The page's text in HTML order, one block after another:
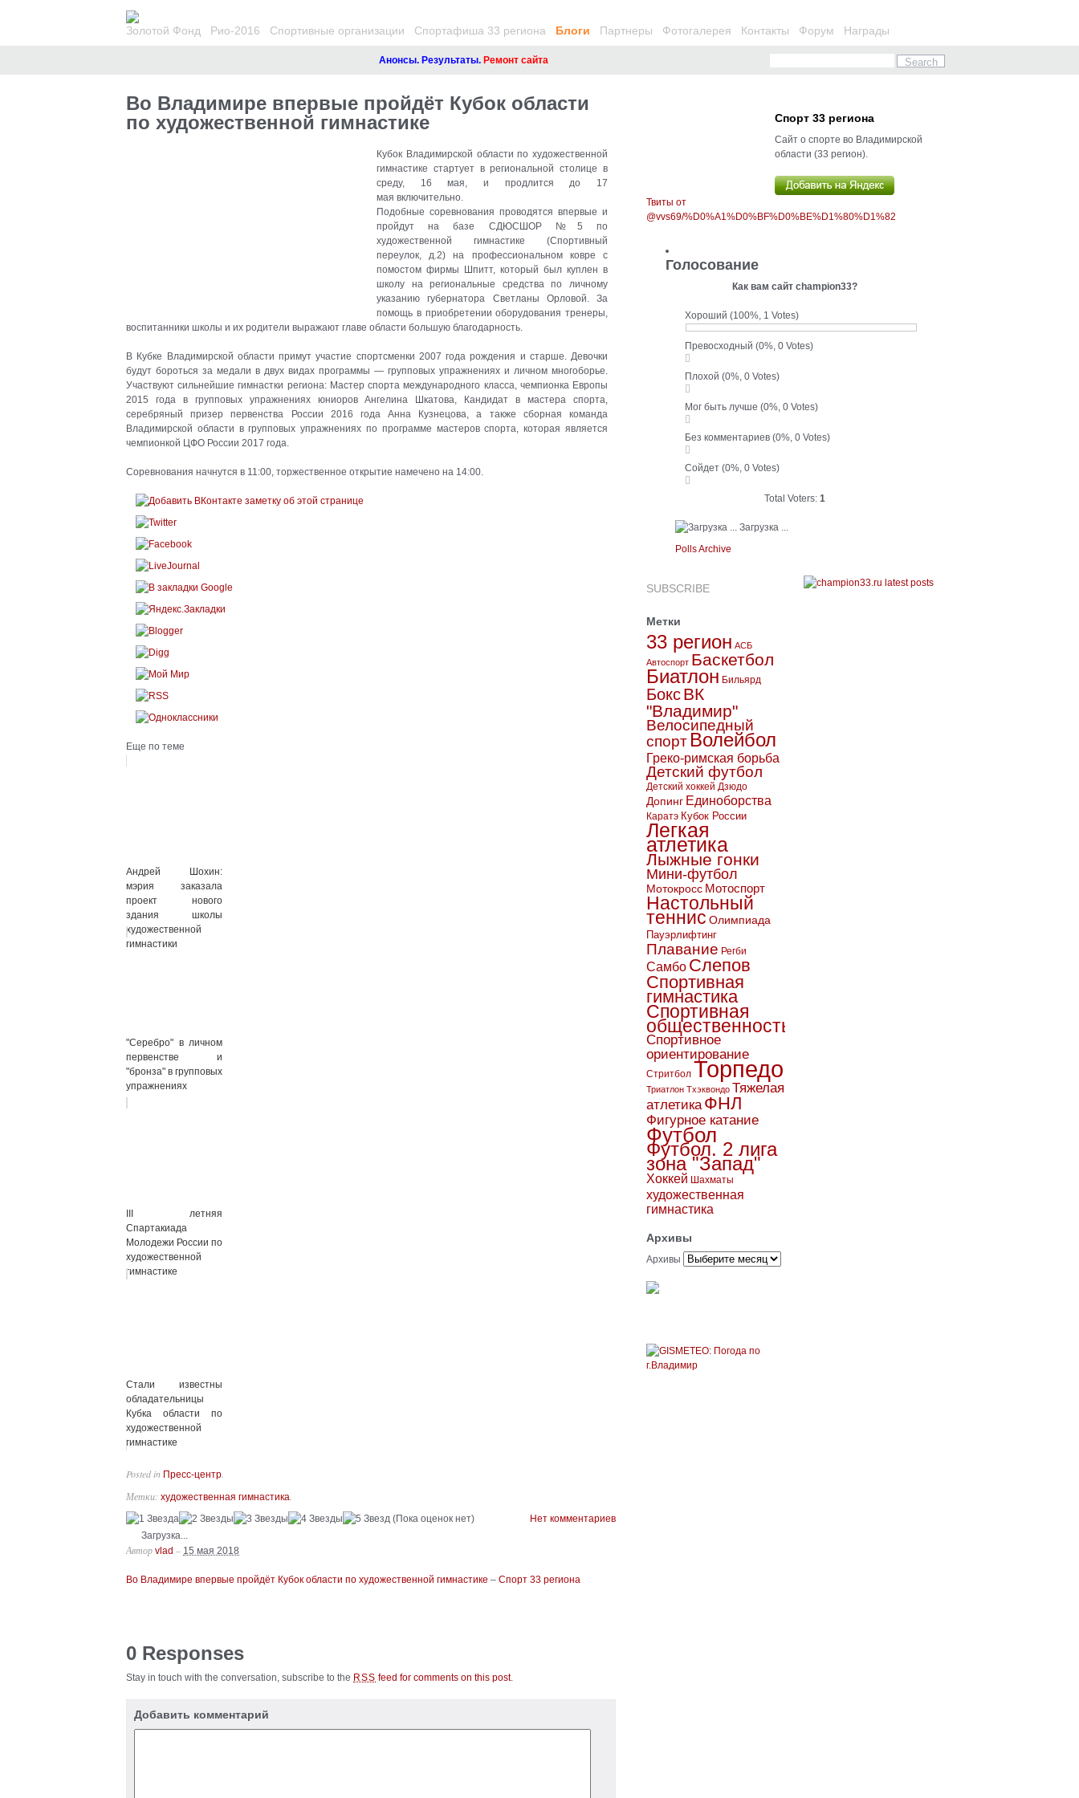
Золотой Фонд Рио-2016 Спортивные организации Спортафиша 33 региона Блоги Партнеры Фотогалерея Контакты Форум Награды
Анонсы. Результаты.Ремонт сайта
Во Владимире впервые пройдёт Кубок области
по художественной гимнастике
Кубок Владимирской области по художественной
гимнастике стартует в региональной столице в
среду, 16 мая, и продлится до 17
мая включительно.
Подобные соревнования проводятся впервые и
пройдут на базе СДЮСШОР №5 по
художественной гимнастике (Спортивный
переулок, д.2) на профессиональном ковре с
помостом фирмы Шпитт, который был куплен в
школу на региональные средства по личному
указанию губернатора Светланы Орловой. За
помощь в приобретении оборудования тренеры,
воспитанники школы и их родители выражают главе области большую благодарность.
В Кубке Владимирской области примут участие спортсменки 2007 года рождения и старше. Девочки
будут бороться за медали в двух видах программы — групповых упражнениях и личном многоборье.
Участвуют сильнейшие гимнастки региона: Мастер спорта международного класса, чемпионка Европы
2015 года в групповых упражнениях юниоров Ангелина Шкатова, Кандидат в мастера спорта,
серебряный призер первенства России 2016 года Анна Кузнецова, а также сборная команда
Владимирской области в групповых упражнениях по программе мастеров спорта, которая является
чемпионкой ЦФО России 2017 года.
Соревнования начнутся в 11:00, торжественное открытие намечено на 14:00.
Еще по теме
Андрей Шохин:
мэрия заказала
проект нового
здания школы
художественной
гимнастики
"Серебро" в личном
первенстве и
"бронза" в групповых
упражнениях
III летняя
Спартакиада
Молодежи России по
художественной
гимнастике
Стали известны
обладательницы
Кубка области по
художественной
гимнастике
Posted in Пресс-центр
Метки: художественная гимнастика
Нет комментариев
(Пока оценок нет)
Загрузка...
Автор vlad – 15 мая 2018
Во Владимире впервые пройдёт Кубок области по художественной гимнастике – Спорт 33 региона
0 Responses
Stay in touch with the conversation, subscribe to the RSS feed for comments on this post.
Добавить комментарий
Спорт 33 региона
Сайт о спорте во Владимирской
области (33 регион).
Твиты от
@vvs69/%D0%A1%D0%BF%D0%BE%D1%80%D1%82
Голосование
Как вам сайт champion33?
Хороший (100%, 1 Votes)
Превосходный (0%, 0 Votes)
Плохой (0%, 0 Votes)
Мог быть лучше (0%, 0 Votes)
Без комментариев (0%, 0 Votes)
Сойдет (0%, 0 Votes)
Total Voters: 1
Загрузка ...
Polls Archive
SUBSCRIBE
Метки
33 регион АСБ
Автоспорт Баскетбол
Биатлон Бильярд
БоксВК
"Владимир"
Велосипедный
спорт Волейбол
Греко-римская борьба
Детский футбол
Детский хоккей Дзюдо
Допинг Единоборства
Каратэ Кубок России
Легкая
атлетика
Лыжные гонки
Мини-футбол
Мотокросс Мотоспорт
Настольный
теннис Олимпиада
Пауэрлифтинг
Плавание Регби
Самбо Слепов
Спортивная
гимнастика
Спортивная
общественность
Спортивное
ориентирование
Стритбол Торпедо
Триатлон Тхэквондо Тяжелая
атлетика ФНЛ
Фигурное катание
Футбол
Футбол. 2 лига
зона "Запад"
Хоккей Шахматы
художественная
гимнастика
Архивы
Архивы